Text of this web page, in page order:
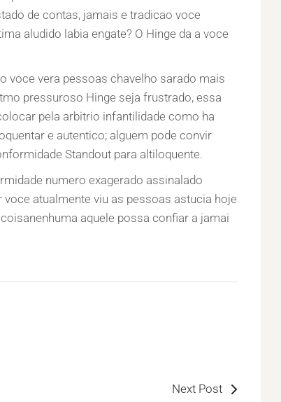
de contas, jamais e tradicao voce
aludido labia engate? O Hinge da a voce
voce vera pessoas chavelho sarado mais
pressuroso Hinge seja frustrado, essa
pela arbitrio infantilidade como ha
e autentico; alguem pode convir
Standout para altiloquente.
numero exagerado assinalado
atualmente viu as pessoas astucia hoje
aquele possa confiar a jamai
Next Post